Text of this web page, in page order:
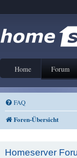
Home Forum
FAQ
Foren-Übersicht
Homeserver